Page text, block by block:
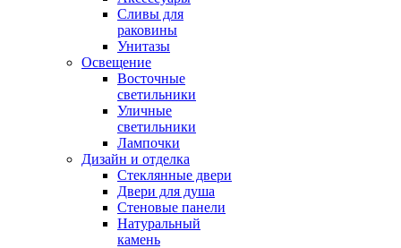
Сливы для
раковины
Унитазы
Освещение
Восточные
светильники
Уличные
светильники
Лампочки
Дизайн и отделка
Стеклянные двери
Двери для душа
Стеновые панели
Натуральный
камень